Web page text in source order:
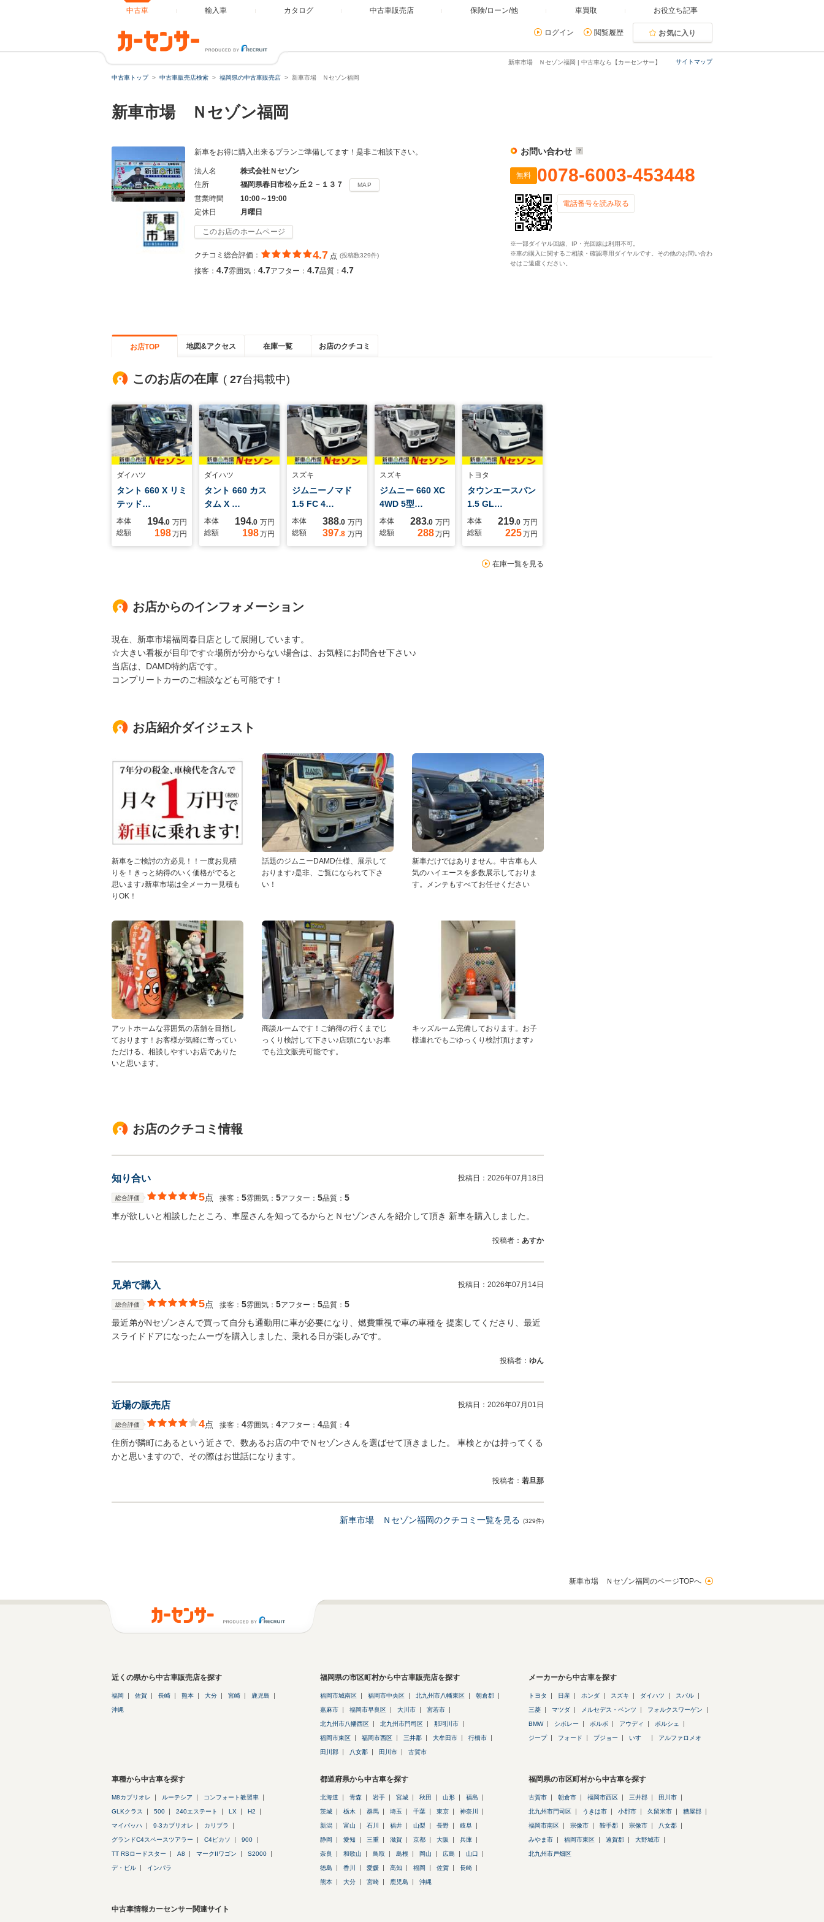
中古車 輸入車 カタログ 中古車販売店 保険/ローン/他 車買取 お役立ち記事
ログイン 閲覧履歴 お気に入り
サイトマップ
新車市場 Ｎセゾン福岡 | 中古車なら【カーセンサー】
中古車トップ 中古車販売店検索 福岡県の中古車販売店 新車市場 Ｎセゾン福岡
新車市場 Ｎセゾン福岡
新車をお得に購入出来るプランご準備してます！是非ご相談下さい。
法人名
株式会社Ｎセゾン
住所
福岡県春日市松ヶ丘２－１３７ MAP
営業時間
10:00～19:00
定休日
月曜日
このお店のホームページ
クチコミ総合評価： 4.7 点 (投稿数329件)
接客： 4.7雰囲気： 4.7アフター： 4.7品質： 4.7
お問い合わせ
無料 0078-6003-453448
電話番号を読み取る
※一部ダイヤル回線、IP・光回線は利用不可。
※車の購入に関するご相談・確認専用ダイヤルです。その他のお問い合わ
せはご遠慮ください。
お店TOP 地図&アクセス 在庫一覧 お店のクチコミ
このお店の在庫 ( 27台掲載中)
ダイハツ
タント 660 X リミ
テッド…
本体 194.0 万円
総額
198万円
ダイハツ
タント 660 カス
タム X …
本体 194.0 万円
総額
198万円
スズキ
ジムニーノマド
1.5 FC 4…
本体 388.0 万円
総額
397.8 万円
スズキ
ジムニー 660 XC
4WD 5型…
本体 283.0 万円
総額
288万円
トヨタ
タウンエースバン
1.5 GL…
本体 219.0 万円
総額
225万円
在庫一覧を見る
お店からのインフォメーション
現在、新車市場福岡春日店として展開しています。
☆大きい看板が目印です☆場所が分からない場合は、お気軽にお問合せ下さい♪
当店は、DAMD特約店です。
コンプリートカーのご相談なども可能です！
お店紹介ダイジェスト
新車をご検討の方必見！！一度お見積
りを！きっと納得のいく価格がでると
思います♪新車市場は全メーカー見積も
りOK！
話題のジムニーDAMD仕様、展示して
おります♪是非、ご覧になられて下さ
い！
新車だけではありません。中古車も人
気のハイエースを多数展示しておりま
す。メンテもすべてお任せください
アットホームな雰囲気の店舗を目指し
ております！お客様が気軽に寄ってい
ただける、相談しやすいお店でありた
いと思います。
商談ルームです！ご納得の行くまでじ
っくり検討して下さい♪店頭にないお車
でも注文販売可能です。
キッズルーム完備しております。お子
様連れでもごゆっくり検討頂けます♪
お店のクチコミ情報
知り合い 投稿日： 2026年07月18日
総合評価 5点 接客： 5雰囲気： 5アフター： 5品質： 5
車が欲しいと相談したところ、車屋さんを知ってるからとＮセゾンさんを紹介して頂き 新車を購入しました。
投稿者： あすか
兄弟で購入 投稿日： 2026年07月14日
総合評価 5点 接客： 5雰囲気： 5アフター： 5品質： 5
最近弟がNセゾンさんで買って自分も通勤用に車が必要になり、燃費重視で車の車種を 提案してくださり、最近
スライドドアになったムーヴを購入しました、乗れる日が楽しみです。
投稿者： ゆん
近場の販売店 投稿日： 2026年07月01日
総合評価 4点 接客： 4雰囲気： 4アフター： 4品質： 4
住所が隣町にあるという近さで、数あるお店の中でＮセゾンさんを選ばせて頂きました。 車検とかは持ってくる
かと思いますので、その際はお世話になります。
投稿者： 若旦那
新車市場 Ｎセゾン福岡のクチコミ一覧を見る (329件)
新車市場 Ｎセゾン福岡のページTOPへ
近くの県から中古車販売店を探す
福岡 佐賀 長崎 熊本 大分 宮崎 鹿児島
沖縄
福岡県の市区町村から中古車販売店を探す
福岡市城南区 福岡市中央区 北九州市八幡東区 朝倉郡
嘉麻市 福岡市早良区 大川市 宮若市
北九州市八幡西区 北九州市門司区 那珂川市
福岡市東区 福岡市西区 三井郡 大牟田市 行橋市
田川郡 八女郡 田川市 古賀市
メーカーから中古車を探す
トヨタ 日産 ホンダ スズキ ダイハツ スバル
三菱 マツダ メルセデス・ベンツ フォルクスワーゲン
BMW シボレー ボルボ アウディ ポルシェ
ジープ フォード プジョー いすゞ アルファロメオ
車種から中古車を探す
M8カブリオレ ルーテシア コンフォート教習車
GLKクラス 500 240エステート LX H2
マイバッハ 9-3カブリオレ カリブラ
グランドC4スペースツアラー C4ピカソ 900
TT RSロードスター A8 マークIIワゴン S2000
デ・ビル インパラ
都道府県から中古車を探す
北海道 青森 岩手 宮城 秋田 山形 福島
茨城 栃木 群馬 埼玉 千葉 東京 神奈川
新潟 富山 石川 福井 山梨 長野 岐阜
静岡 愛知 三重 滋賀 京都 大阪 兵庫
奈良 和歌山 鳥取 島根 岡山 広島 山口
徳島 香川 愛媛 高知 福岡 佐賀 長崎
熊本 大分 宮崎 鹿児島 沖縄
福岡県の市区町村から中古車を探す
古賀市 朝倉市 福岡市西区 三井郡 田川市
北九州市門司区 うきは市 小郡市 久留米市 糟屋郡
福岡市南区 宗像市 鞍手郡 宗像市 八女郡
みやま市 福岡市東区 遠賀郡 大野城市
北九州市戸畑区
中古車情報カーセンサー関連サイト